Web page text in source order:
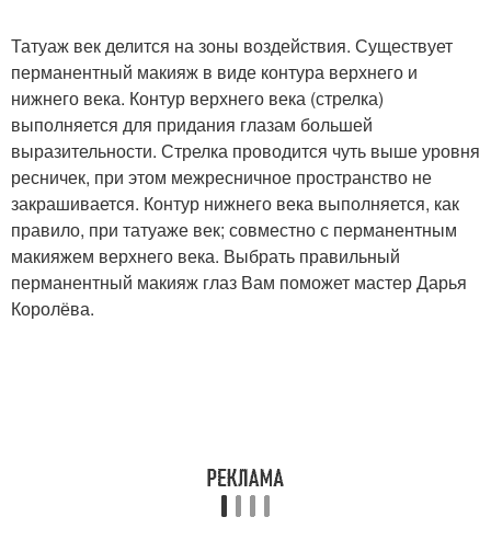
Татуаж век делится на зоны воздействия. Существует
перманентный макияж в виде контура верхнего и
нижнего века. Контур верхнего века (стрелка)
выполняется для придания глазам большей
выразительности. Стрелка проводится чуть выше уровня
ресничек, при этом межресничное пространство не
закрашивается. Контур нижнего века выполняется, как
правило, при татуаже век; совместно с перманентным
макияжем верхнего века. Выбрать правильный
перманентный макияж глаз Вам поможет мастер Дарья
Королёва.